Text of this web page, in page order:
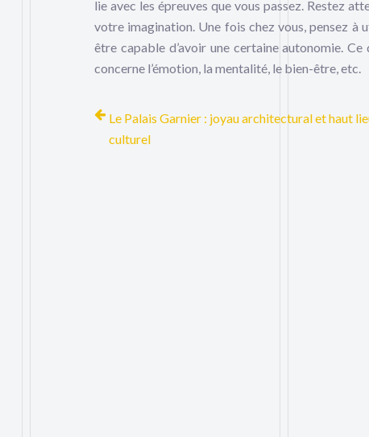
lie avec les épreuves que vous passez. Restez
votre imagination. Une fois chez vous, pensez à
être capable d’avoir une certaine autonomie.
concerne l’émotion, la mentalité, le bien-être, etc.
Le Palais Garnier : joyau architectural et haut
culturel